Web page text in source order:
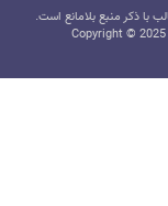
با ذکر منبع بلامانع است.
Copyright ©